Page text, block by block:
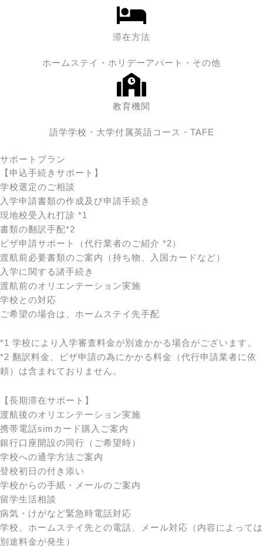
滞在方法
ホームステイ・ホリデーアパート・その他
教育機関
語学学校・大学付属英語コース・TAFE
サポートプラン
【申込手続きサポート】
学校選定のご相談
入学申請書類の作成及び申請手続き
現地校受入れ打診 *1
書類の翻訳手配*2
ビザ申請サポート（代行業者のご紹介 *2）
渡航前必要書類のご案内（持ち物、入国カードなど）
入学に関する諸手続き
渡航前のオリエンテーション実施
学校との対応
ご希望の場合は、ホームステイ先手配
*1 学校により入学審査料金が別途かかる場合がございます。
*2 翻訳料金、ビザ申請の為にかかる料金（代行申請業者に依
頼）は含まれておりません。
【長期滞在サポート】
渡航後のオリエンテーション実施
携帯電話simカード購入ご案内
銀行口座開設の同行（ご希望時）
学校への通学方法ご案内
登校初日の付き添い
学校からの手紙・メールのご案内
留学生活相談
病気・けがなど緊急時電話対応
学校、ホームステイ先との電話、メール対応（内容によっては
別途料金が発生）